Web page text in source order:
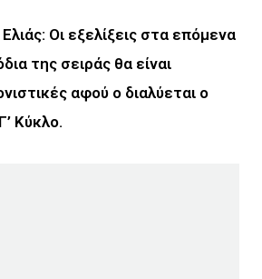
Οι εξελίξεις στα επόμενα
της σειράς θα είναι
αφού ο διαλύεται ο
Κύκλο.